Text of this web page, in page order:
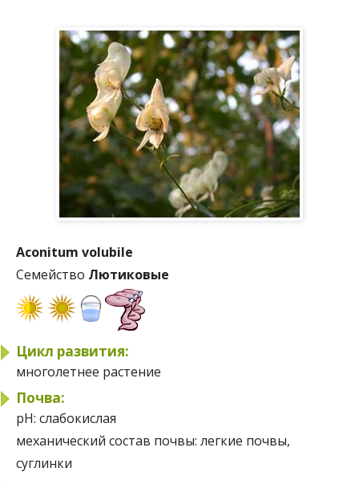
Aconitum volubile
Семейство Лютиковые
Цикл развития:
многолетнее растение
Почва:
pH: слабокислая
механический состав почвы: легкие почвы,
суглинки